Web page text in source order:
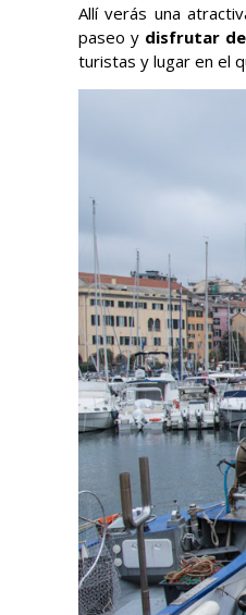
Allí verás una
paseo y disfrutar
turistas y lugar en el